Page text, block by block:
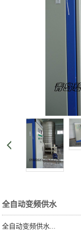
全自动变频供水
全自动变频供水...